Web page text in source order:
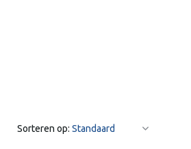
Sorteren op: